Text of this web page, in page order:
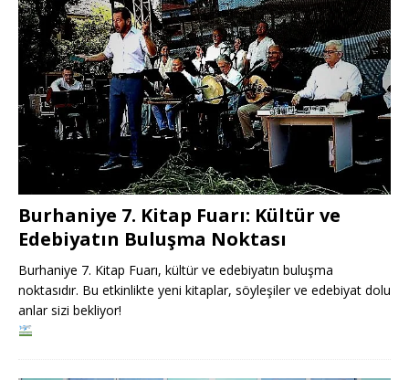
Burhaniye 7. Kitap Fuarı: Kültür ve
Edebiyatın Buluşma Noktası
Burhaniye 7. Kitap Fuarı, kültür ve edebiyatın buluşma
noktasıdır. Bu etkinlikte yeni kitaplar, söyleşiler ve edebiyat dolu
anlar sizi bekliyor!